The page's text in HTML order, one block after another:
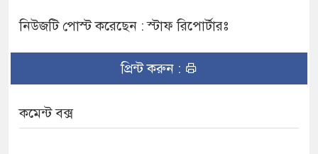
নিউজটি পোস্ট করেছেন : স্টাফ রিপোর্টারঃ
প্রিন্ট করুন :
কমেন্ট বক্স